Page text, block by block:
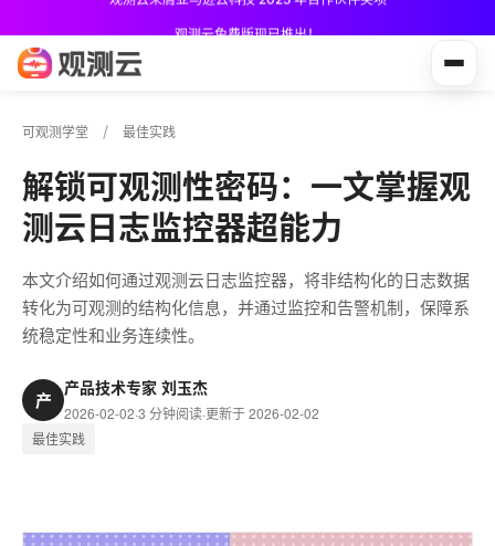
可观测学堂 最佳实践
解锁可观测性密码：一文掌握观
测云日志监控器超能力
本文介绍如何通过观测云日志监控器，将非结构化的日志数据
转化为可观测的结构化信息，并通过监控和告警机制，保障系
统稳定性和业务连续性。
产
产品技术专家 刘玉杰
2026-02-02·3 分钟阅读·更新于 2026-02-02
最佳实践